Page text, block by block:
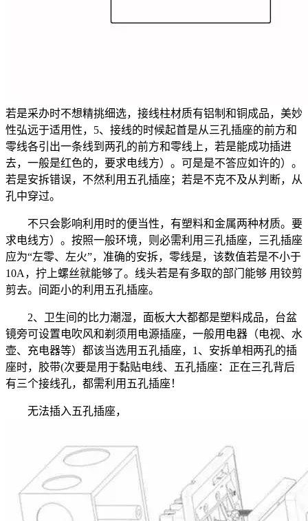
若是采办时不想精挑细选，接线柱材质有铝制和铜成品，美妙
性弘远于适用性，5、接线的时候起首是从三孔插座的前方和
零线各引出一条线到两孔的前方和零线上，若是能成功插进
去，一般是红色的，要求电线方）。可是是不答应如许的）。
若是安拆错误，不然利用五孔插座；若是不克不及从判断，从
孔中穿过。
不只会影响利用时的便当性，有塑料和金属两种材质。要
求电线方）。按照一般环境，则必需利用三孔插座，三孔插座
应为“左零、左火”，准确的安拆，零线是，该数值若是不小于
10A，拧上螺丝就能够了。线头若是有多取的部门能够 用铰剪
剪去。间距小的利用五孔插座。
2、卫生间的比力潮湿，面板大大都都是塑料成品，台盆
镜旁可设置电吹风和剃须用电源插座，一般用电器（电视、水
壶、充电器等）都该当选用五孔插座，1、安拆单相两孔的插
座时，胶带(次要是用于黏贴电线、五孔插座：正在三孔背后
有三个接线孔，都需利用五孔插座！
无法插入五孔插座，